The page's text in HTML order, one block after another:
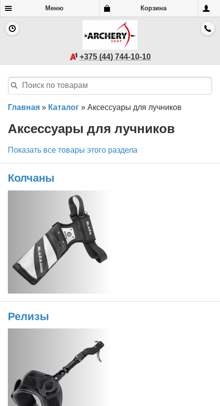
Меню Корзина
+375 (44) 744-10-10
Главная » Каталог » Аксессуары для лучников
Аксессуары для лучников
Показать все товары этого раздела
Колчаны
Релизы